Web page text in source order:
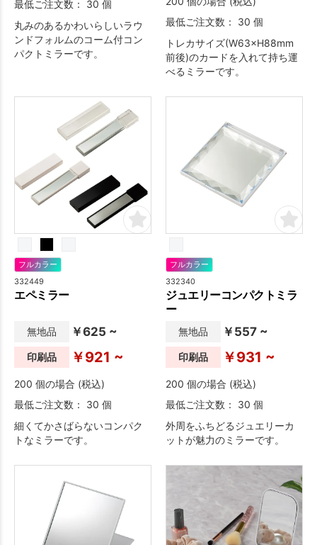
最低ご注文数： 30 個
丸みのあるかわいらしいラウ
ンドフォルムのコーム付コン
パクトミラーです。
最低ご注文数： 30 個
トレカサイズ(W63×H88mm
前後)のカードを入れて持ち運
べるミラーです。
フルカラー
332449
エペミラー
無地品 ￥625 ~
印刷品 ￥921 ~
200 個の場合 (税込)
最低ご注文数： 30 個
細くてかさばらないコンパク
トなミラーです。
フルカラー
332340
ジュエリーコンパクトミラ
ー
無地品 ￥557 ~
印刷品 ￥931 ~
200 個の場合 (税込)
最低ご注文数： 30 個
外周をふちどるジュエリーカ
ットが魅力のミラーです。